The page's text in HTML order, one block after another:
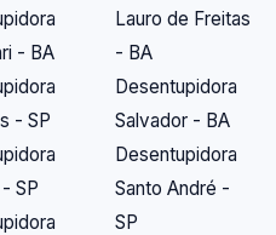
- BA
- SP
SP
Lauro de Freitas
- BA
Desentupidora
Salvador - BA
Desentupidora
Santo André -
SP